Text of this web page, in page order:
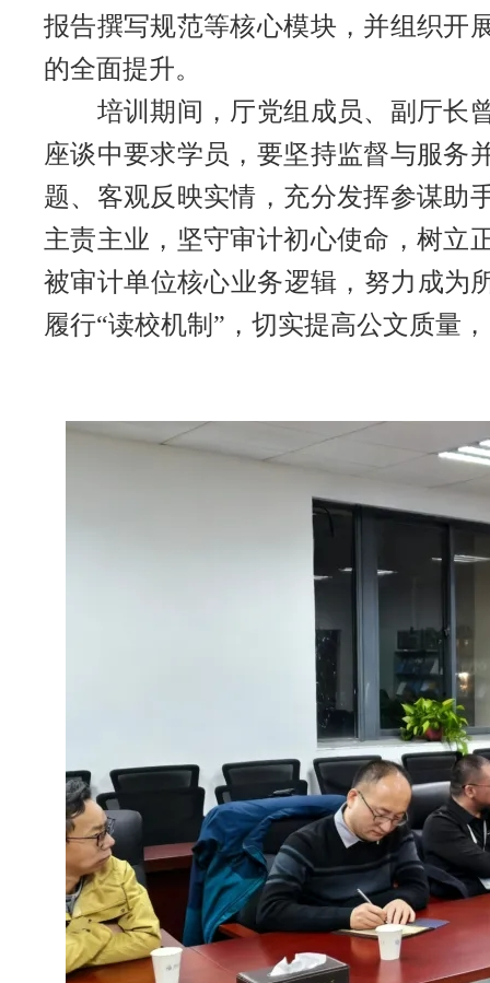
报告撰写规范等核心模块，并组织开
的全面提升。
培训期间，厅党组成员、副厅长曾
座谈中要求学员，要坚持监督与服务
题、客观反映实情，充分发挥参谋助
主责主业，坚守审计初心使命，树立
被审计单位核心业务逻辑，努力成为
履行“读校机制”，切实提高公文质量